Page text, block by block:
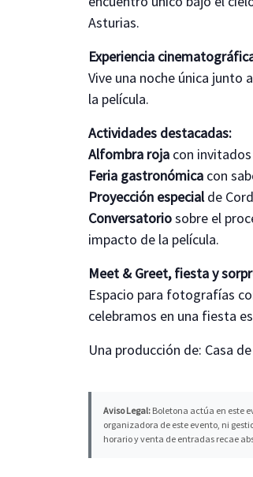
Asturias.
Experiencia
Vive una noche única junto
la película.
Actividades destacadas:
Alfombra roja con
Feria gastronómica con
Proyección especialde
Conversatoriosobre el
impacto de la película.
Meet & Greet, fiesta y
Espacio para fotografías
celebramos en una fiesta
Una producción de: Casa
Aviso Legal: Boletona actúa en este
organizadora de este evento, ni
horario y venta de entradas recae